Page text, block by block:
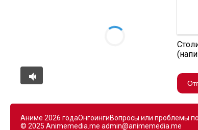
Аниме 2026 годаОнгоингиВопросы или проблемы
© 2025 Animemedia.me admin@animemedia.me